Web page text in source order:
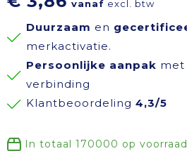
Sinterklaas
Regenkleding
Koeltassen en Koelboxen
Laptop hoezen en tassen
vanaf excl. btw
Duurzaam en
merkactivatie.
Persoonlijke aanpak met
verbinding
Klantbeoordeling 4,3/5
In totaal 170000 op voorraad